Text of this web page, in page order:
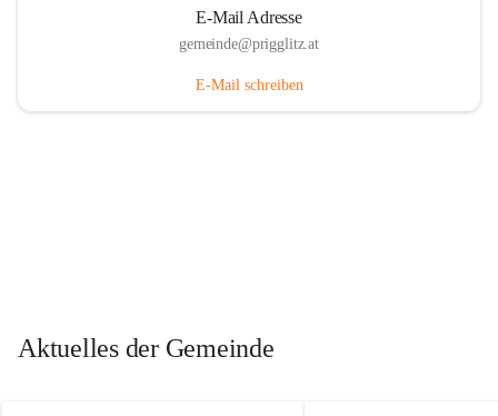
E-Mail Adresse
gemeinde@prigglitz.at
E-Mail schreiben
Aktuelles der Gemeinde